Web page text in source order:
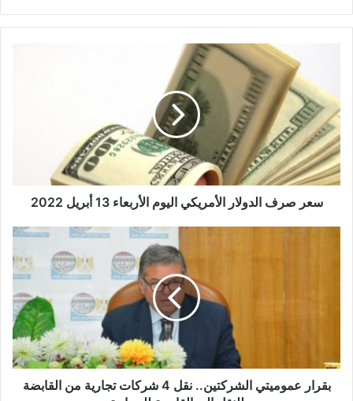
الدولار
الأمريكي
اليوم
الأربعاء
13
أبريل
2022
سعر صرف الدولار الأمريكي اليوم الأربعاء 13 أبريل 2022
القابضة
للنقل
بقرار عموميتي الشركتين.. نقل 4 شركات تجارية من القابضة